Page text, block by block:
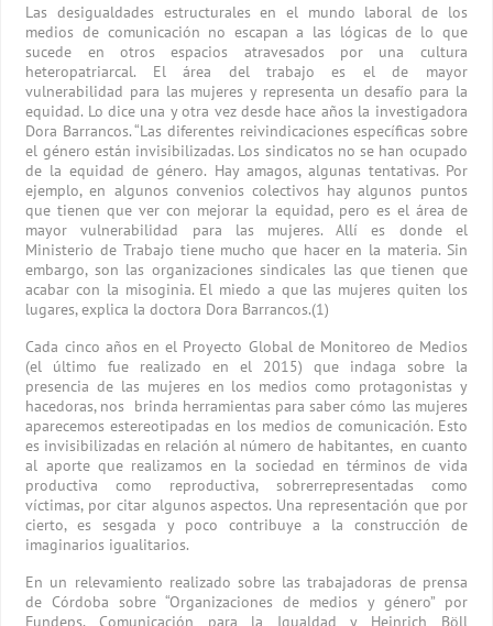
Las desigualdades estructurales en el mundo laboral de los
medios de comunicación no escapan a las lógicas de lo que
sucede en otros espacios atravesados por una cultura
heteropatriarcal. El área del trabajo es el de mayor
vulnerabilidad para las mujeres y representa un desafío para la
equidad. Lo dice una y otra vez desde hace años la investigadora
Dora Barrancos. “Las diferentes reivindicaciones específicas sobre
el género están invisibilizadas. Los sindicatos no se han ocupado
de la equidad de género. Hay amagos, algunas tentativas. Por
ejemplo, en algunos convenios colectivos hay algunos puntos
que tienen que ver con mejorar la equidad, pero es el área de
mayor vulnerabilidad para las mujeres. Allí es donde el
Ministerio de Trabajo tiene mucho que hacer en la materia. Sin
embargo, son las organizaciones sindicales las que tienen que
acabar con la misoginia. El miedo a que las mujeres quiten los
lugares, explica la doctora Dora Barrancos.(1)
Cada cinco años en el Proyecto Global de Monitoreo de Medios
(el último fue realizado en el 2015) que indaga sobre la
presencia de las mujeres en los medios como protagonistas y
hacedoras, nos brinda herramientas para saber cómo las mujeres
aparecemos estereotipadas en los medios de comunicación. Esto
es invisibilizadas en relación al número de habitantes, en cuanto
al aporte que realizamos en la sociedad en términos de vida
productiva como reproductiva, sobrerrepresentadas como
víctimas, por citar algunos aspectos. Una representación que por
cierto, es sesgada y poco contribuye a la construcción de
imaginarios igualitarios.
En un relevamiento realizado sobre las trabajadoras de prensa
de Córdoba sobre “Organizaciones de medios y género” por
Fundeps, Comunicación para la Igualdad y Heinrich Böll